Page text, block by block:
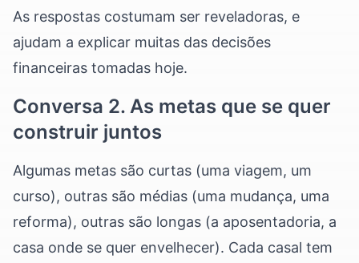
As respostas costumam ser reveladoras, e
ajudam a explicar muitas das decisões
financeiras tomadas hoje.
Conversa 2. As metas que se quer
construir juntos
Algumas metas são curtas (uma viagem, um
curso), outras são médias (uma mudança, uma
reforma), outras são longas (a aposentadoria, a
casa onde se quer envelhecer). Cada casal tem